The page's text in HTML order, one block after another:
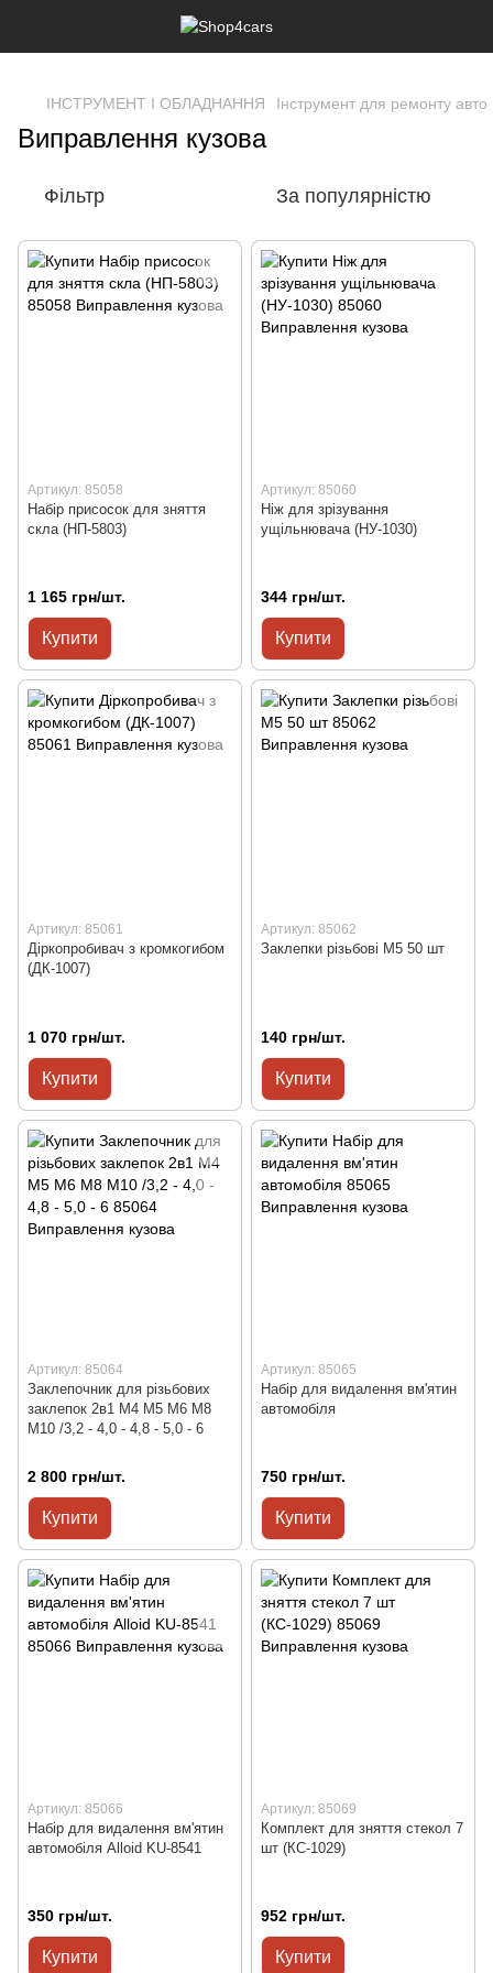
ІНСТРУМЕНТ І ОБЛАДНАННЯ Інструмент для ремонту авто
Виправлення кузова
Фільтр За популярністю
Артикул: 85058
Набір присосок для зняття
скла (НП-5803)
1 165 грн/шт.
Купити
Артикул: 85060
Ніж для зрізування
ущільнювача (НУ-1030)
344 грн/шт.
Купити
Артикул: 85061
Діркопробивач з кромкогибом
(ДК-1007)
1 070 грн/шт.
Купити
Артикул: 85062
Заклепки різьбові М5 50 шт
140 грн/шт.
Купити
Артикул: 85064
Заклепочник для різьбових
заклепок 2в1 M4 M5 M6 M8
M10 /3,2 - 4,0 - 4,8 - 5,0 - 6
2 800 грн/шт.
Купити
Артикул: 85065
Набір для видалення вм'ятин
автомобіля
750 грн/шт.
Купити
Артикул: 85066
Набір для видалення вм'ятин
автомобіля Alloid KU-8541
350 грн/шт.
Купити
Артикул: 85069
Комплект для зняття стекол 7
шт (КС-1029)
952 грн/шт.
Купити